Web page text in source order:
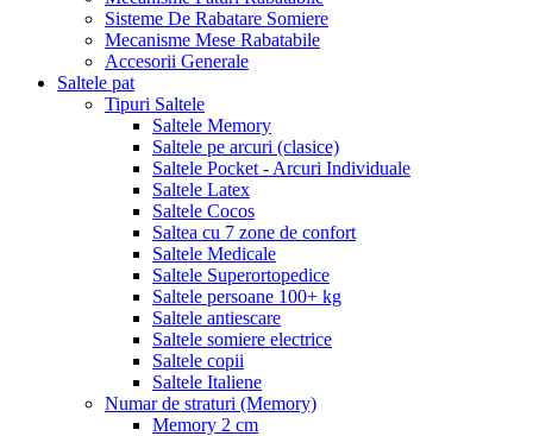
Sisteme De Rabatare Somiere
Mecanisme Mese Rabatabile
Accesorii Generale
Saltele pat
Tipuri Saltele
Saltele Memory
Saltele pe arcuri (clasice)
Saltele Pocket - Arcuri Individuale
Saltele Latex
Saltele Cocos
Saltea cu 7 zone de confort
Saltele Medicale
Saltele Superortopedice
Saltele persoane 100+ kg
Saltele antiescare
Saltele somiere electrice
Saltele copii
Saltele Italiene
Numar de straturi (Memory)
Memory 2 cm